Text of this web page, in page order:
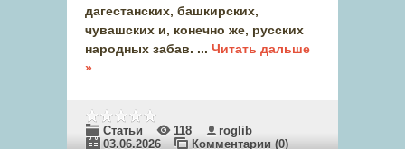
дагестанских, башкирских,
чувашских и, конечно же, русских
народных забав. ... Читать дальше
»
Статьи 118
roglib
03.06.2026
Комментарии (0)